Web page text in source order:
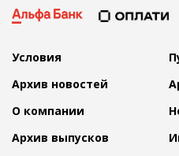
Условия
Архив новостей
О компании
Архив выпусков